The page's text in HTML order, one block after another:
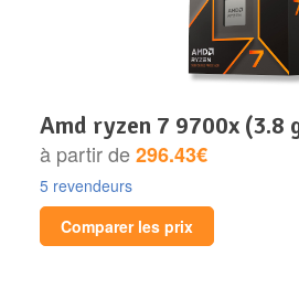
amd ryzen 7 9700x (3.8
à partir de296.43€
5 revendeurs
Comparer les prix